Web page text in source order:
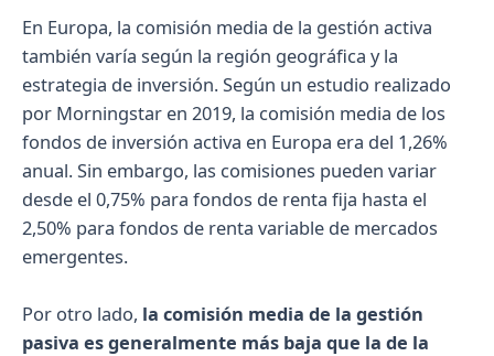
En Europa, la comisión media de la gestión activa
también varía según la región geográfica y la
estrategia de inversión. Según un estudio realizado
por Morningstar en 2019, la comisión media de los
fondos de inversión activa en Europa era del 1,26%
anual. Sin embargo, las comisiones pueden variar
desde el 0,75% para fondos de renta fija hasta el
2,50% para fondos de renta variable de mercados
emergentes.
Por otro lado, la comisión media de la gestión
pasiva es generalmente más baja que la de la